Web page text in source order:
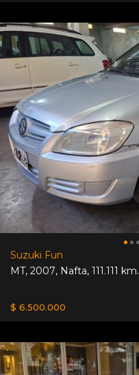
Suzuki Fun
MT, 2007, Nafta, 111.111 km.
$ 6.500.000